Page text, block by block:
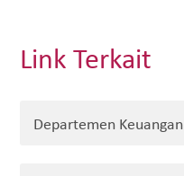
Link Terkait
Departemen Keuangan